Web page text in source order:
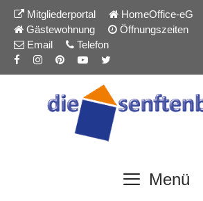
springen
Zum
Inhalt
springen
Mitgliederportal
HomeOffice-eG
Gästewohnung
Öffnungszeiten
Email
Telefon
Menü